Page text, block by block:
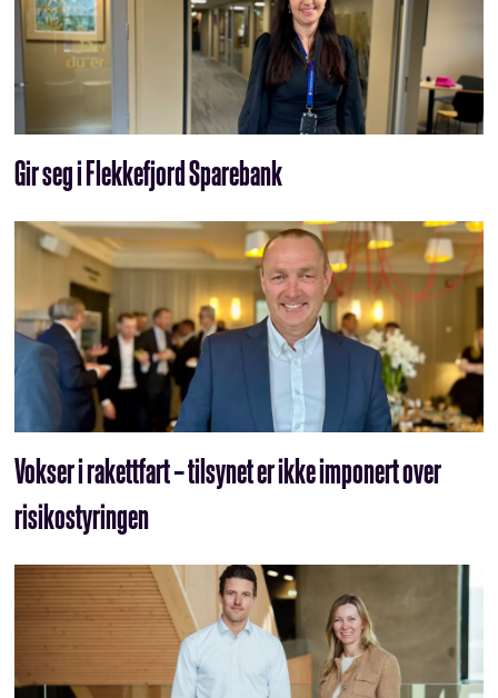
Gir seg i Flekkefjord Sparebank
Vokser i rakettfart – tilsynet er ikke imponert over
risikostyringen